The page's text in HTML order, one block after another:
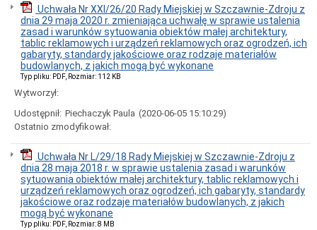
Konkurs
udzielenie
dotacji
celowej
Zamówienia
publiczne
sprzedaż
nieruchomości
Ogłoszenia
Informacje
otwarcia
ofert
Rozstrzygnięcia
przetargów
Uchwała Nr XXI/26/20 Rady Miejskiej w Szczawnie-Zdroju z
dnia 29 maja 2020 r. zmieniająca uchwałę w sprawie ustalenia
zasad i warunków sytuowania obiektów małej architektury,
tablic reklamowych i urządzeń reklamowych oraz ogrodzeń, ich
gabaryty, standardy jakościowe oraz rodzaje materiałów
budowlanych, z jakich mogą być wykonane
Typ pliku: PDF, Rozmiar: 112 KB
Wytworzył:
Udostępnił: Piechaczyk Paula (2020-06-05 15:10:29)
Ostatnio zmodyfikował:
Uchwała Nr L/29/18 Rady Miejskiej w Szczawnie-Zdroju z
dnia 28 maja 2018 r. w sprawie ustalenia zasad i warunków
sytuowania obiektów małej architektury, tablic reklamowych i
urządzeń reklamowych oraz ogrodzeń, ich gabaryty, standardy
jakościowe oraz rodzaje materiałów budowlanych, z jakich
mogą być wykonane
Typ pliku: PDF, Rozmiar: 8 MB